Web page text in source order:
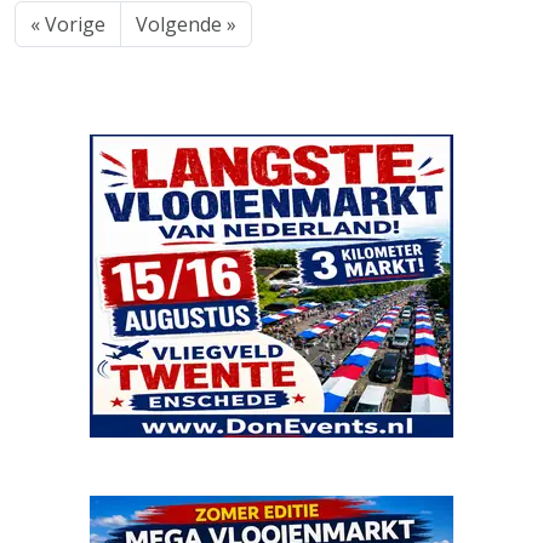
« Vorige Volgende »